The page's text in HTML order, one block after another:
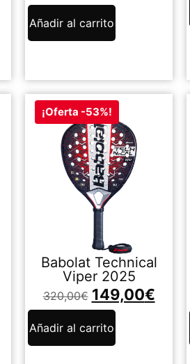
Añadir al carrito
¡Oferta -53%!
Babolat Technical
Viper 2025
320,00€ 149,00€
Añadir al carrito